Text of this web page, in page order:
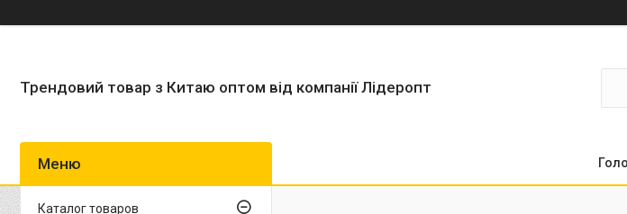
Трендовий товар з Китаю оптом від компанії Лідеропт
Каталог товаров